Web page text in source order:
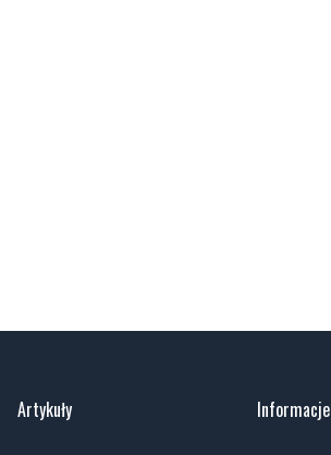
Artykuły Informacje